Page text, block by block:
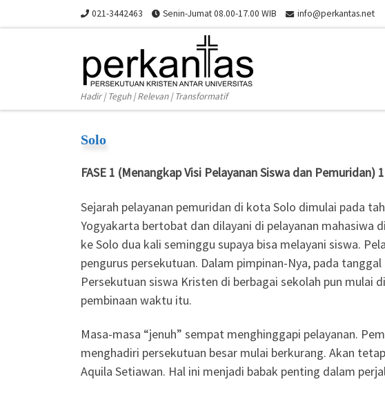
Skip to content 021-3442463 Senin-Jumat 08.00-17.00 WIB info@perkantas.net
Hadir | Teguh | Relevan | Transformatif
Solo
FASE 1 (Menangkap Visi Pelayanan Siswa dan Pemuridan)
Sejarah pelayanan pemuridan di kota Solo dimulai pada
Yogyakarta bertobat dan dilayani di pelayanan mahasiwa
ke Solo dua kali seminggu supaya bisa melayani siswa.
pengurus persekutuan. Dalam pimpinan-Nya, pada
Persekutuan siswa Kristen di berbagai sekolah pun mulai
pembinaan waktu itu.
Masa-masa “jenuh” sempat menghinggapi pelayanan.
menghadiri persekutuan besar mulai berkurang. Akan
Aquila Setiawan. Hal ini menjadi babak penting dalam